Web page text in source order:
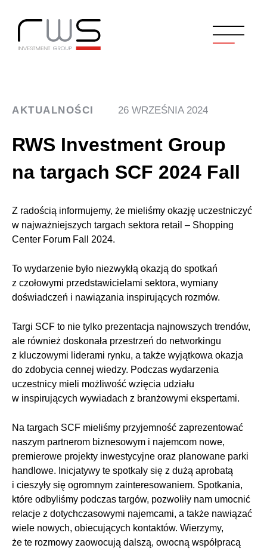
AKTUALNOŚCI 26 WRZEŚNIA 2024
RWS Investment Group
na targach SCF 2024 Fall
Z radością informujemy, że mieliśmy okazję uczestniczyć
w najważniejszych targach sektora retail – Shopping
Center Forum Fall 2024.
To wydarzenie było niezwykłą okazją do spotkań
z czołowymi przedstawicielami sektora, wymiany
doświadczeń i nawiązania inspirujących rozmów.
Targi SCF to nie tylko prezentacja najnowszych trendów,
ale również doskonała przestrzeń do networkingu
z kluczowymi liderami rynku, a także wyjątkowa okazja
do zdobycia cennej wiedzy. Podczas wydarzenia
uczestnicy mieli możliwość wzięcia udziału
w inspirujących wywiadach z branżowymi ekspertami.
Na targach SCF mieliśmy przyjemność zaprezentować
naszym partnerom biznesowym i najemcom nowe,
premierowe projekty inwestycyjne oraz planowane parki
handlowe. Inicjatywy te spotkały się z dużą aprobatą
i cieszyły się ogromnym zainteresowaniem. Spotkania,
które odbyliśmy podczas targów, pozwoliły nam umocnić
relacje z dotychczasowymi najemcami, a także nawiązać
wiele nowych, obiecujących kontaktów. Wierzymy,
że te rozmowy zaowocują dalszą, owocną współpracą